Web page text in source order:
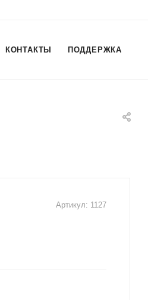
КОНТАКТЫ ПОДДЕРЖКА
Артикул: 1127